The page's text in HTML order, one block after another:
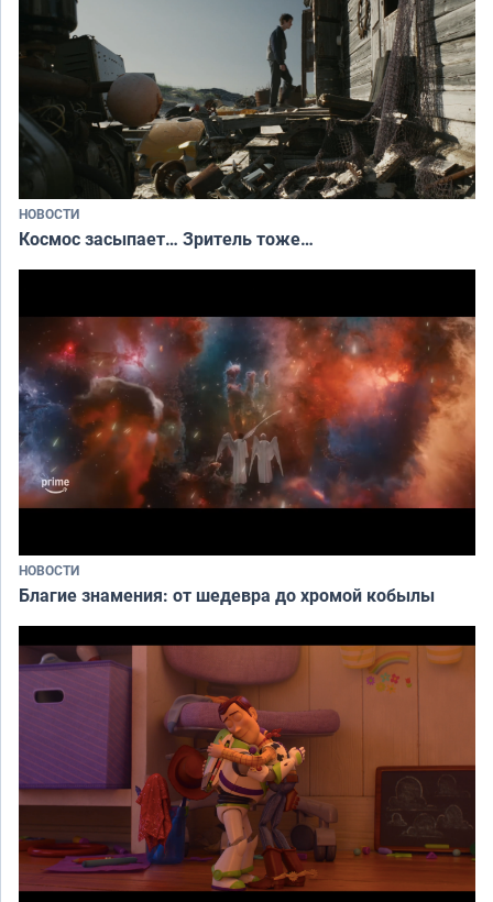
НОВОСТИ
Космос засыпает… Зритель тоже…
НОВОСТИ
Благие знамения: от шедевра до хромой кобылы